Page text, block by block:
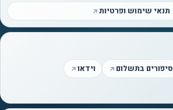
תנאי שימוש ופרטיות
סיפורים בתשלום
וידאו